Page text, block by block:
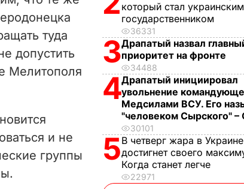
туда
допустить
Мелитополя
и не
группы
который стал украинским
государственником
36331
3Драпатый назвал
приоритет на фронте
34488
4Драпатый инициировал
увольнение
Медсилами ВСУ. Его
"человеком Сырского"
30101
5В четверг жара в Украине
достигнет своего
Когда станет легче
22971